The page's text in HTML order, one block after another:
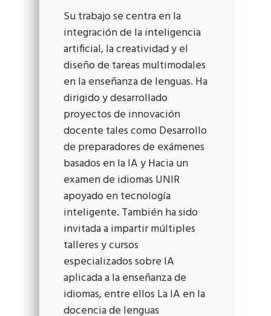
Su trabajo se centra en la
integración de la inteligencia
artificial, la creatividad y el
diseño de tareas multimodales
en la enseñanza de lenguas. Ha
dirigido y desarrollado
proyectos de innovación
docente tales como Desarrollo
de preparadores de exámenes
basados en la IA y Hacia un
examen de idiomas UNIR
apoyado en tecnología
inteligente. También ha sido
invitada a impartir múltiples
talleres y cursos
especializados sobre IA
aplicada a la enseñanza de
idiomas, entre ellos La IA en la
docencia de lenguas